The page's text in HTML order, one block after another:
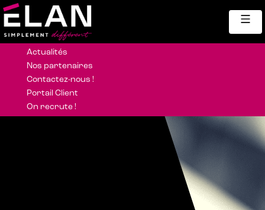
Actualités
Nos partenaires
Contactez-nous !
Portail Client
On recrute !
Panneau de gestion des cookies